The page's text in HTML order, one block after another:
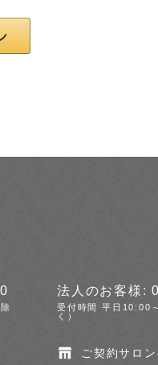
法人のお客様:
受付時間 平日10:00
く）
ご契約サロ